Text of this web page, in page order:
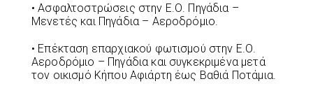
• Ασφαλτοστρώσεις στην Ε.Ο. Πηγάδια –
Μενετές και Πηγάδια – Αεροδρόμιο.
• Επέκταση επαρχιακού φωτισμού στην Ε.Ο.
Αεροδρόμιο – Πηγάδια και συγκεκριμένα μετά
τον οικισμό Κήπου Αφιάρτη έως Βαθιά Ποτάμια.